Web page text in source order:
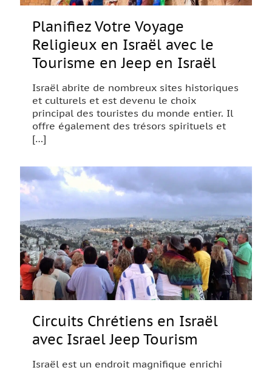
Planifiez Votre Voyage
Religieux en Israël avec le
Tourisme en Jeep en Israël
Israël abrite de nombreux sites historiques
et culturels et est devenu le choix
principal des touristes du monde entier. Il
offre également des trésors spirituels et
[…]
Circuits Chrétiens en Israël
avec Israel Jeep Tourism
Israël est un endroit magnifique enrichi